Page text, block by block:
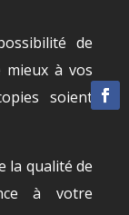
de
à vos
soient
la qualité de
à votre